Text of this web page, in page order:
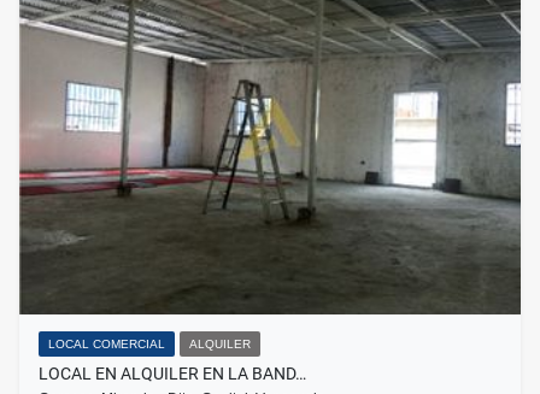
LOCAL COMERCIAL ALQUILER
LOCAL EN ALQUILER EN LA BAND…